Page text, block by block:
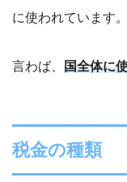
に使われています。
言わば、 国全体に
税金の種類